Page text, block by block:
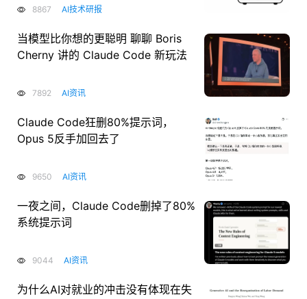
8867 AI技术研报
当模型比你想的更聪明 聊聊 Boris
Cherny 讲的 Claude Code 新玩法
7892 AI资讯
Claude Code狂删80%提示词，
Opus 5反手加回去了
9650 AI资讯
一夜之间，Claude Code删掉了80%
系统提示词
9044 AI资讯
为什么AI对就业的冲击没有体现在失